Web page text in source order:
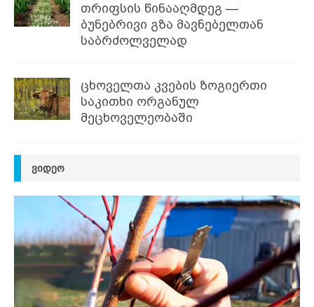
თრიფსის წინააღმდეგ —
ბუნებრივი გზა მავნებელთან
საბრძოლველად
ცხოველთა კვების ზოგიერთი
საკითხი ორგანულ
მეცხოველეობაში
ᲕᲘᲓᲔᲝ